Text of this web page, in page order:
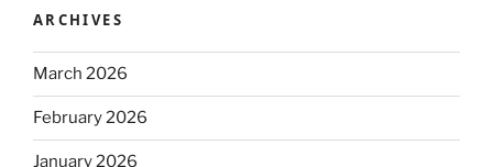
ARCHIVES
March 2026
February 2026
January 2026